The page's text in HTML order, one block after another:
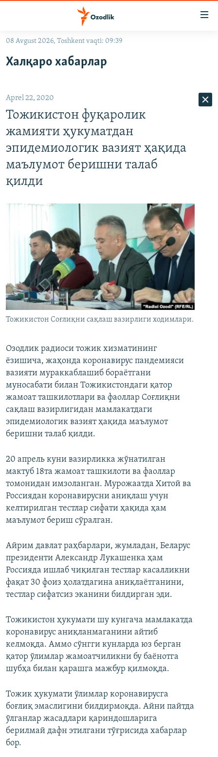
Асосий
навигацияга
Қидиришга
ўтинг
OZODVIDEO
На русском
ИЖТИМОИЙ ТАРМОҚЛАР
Озодлик бошқа тилларда
08 Avgust 2026, Toshkent vaqti: 09:39
Халқаро хабарлар
Aprel 22, 2020
Тожикистон фуқаролик
жамияти ҳукуматдан
эпидемиологик вазият ҳақида
маълумот беришни талаб
қилди
Тожикистон Соғлиқни сақлаш вазирлиги ходимлари.
Озодлик радиоси тожик хизматининг
ёзишича, жаҳонда коронавирус пандемияси
вазияти мураккаблашиб бораётгани
муносабати билан Тожикистондаги қатор
жамоат ташкилотлари ва фаоллар Соғлиқни
сақлаш вазирлигидан мамлакатдаги
эпидемиологик вазият ҳақида маълумот
беришни талаб қилди.
20 апрель куни вазирликка жўнатилган
мактуб 18та жамоат ташкилоти ва фаоллар
томонидан имзоланган. Мурожаатда Хитой ва
Россиядан коронавирусни аниқлаш учун
келтирилган тестлар сифати ҳақида ҳам
маълумот бериш сўралган.
Айрим давлат раҳбарлари, жумладан, Беларус
президенти Александр Лукашенка ҳам
Россияда ишлаб чиқилган тестлар касалликни
фақат 30 фоиз ҳолатдагина аниқлаётганини,
тестлар сифатсиз эканини билдирган эди.
Тожикистон ҳукумати шу кунгача мамлакатда
коронавирус аниқланмаганини айтиб
келмоқда. Аммо сўнгги кунларда юз берган
қатор ўлимлар жамоатчиликни бу баёнотга
шубҳа билан қарашга мажбур қилмоқда.
Тожик ҳукумати ўлимлар коронавирусга
боғлиқ эмаслигини билдирмоқда. Айни пайтда
ўлганлар жасадлари қариндошларига
берилмай дафн этилгани тўғрисида хабарлар
бор.